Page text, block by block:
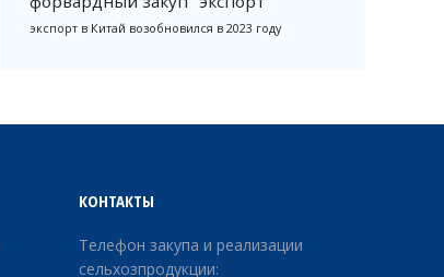
экспорт в Китай возобновился в 2023 году
КОНТАКТЫ
Телефон закупа и реализации
сельхозпродукции: